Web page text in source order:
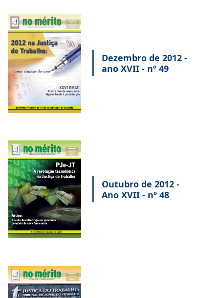
Dezembro de 2012 -
ano XVII - nº 49
Outubro de 2012 -
Ano XVII - nº 48